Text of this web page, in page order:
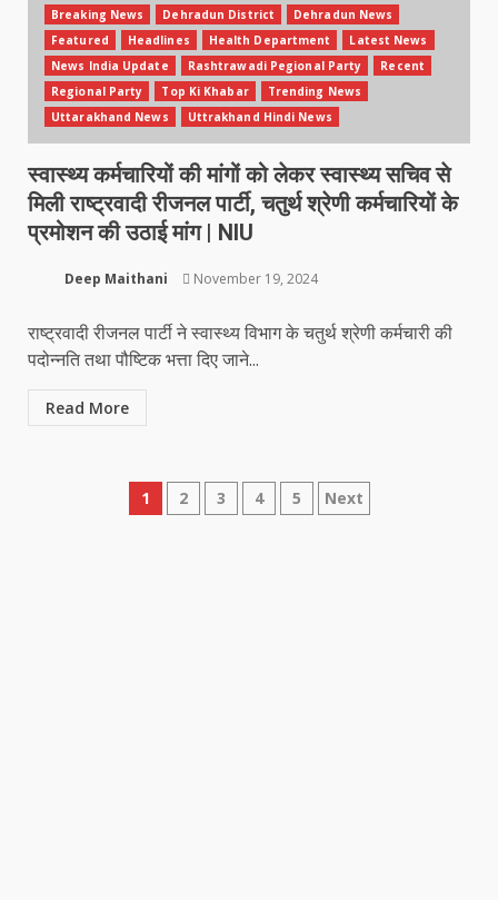
Breaking News Dehradun District
Dehradun News
Featured
Headlines Health Department
Latest News
News India Update
Rashtrawadi Pegional Party
Recent
Regional Party
Top Ki Khabar
Trending News
Uttarakhand News
Uttrakhand Hindi News
स्वास्थ्य कर्मचारियों की मांगों को लेकर स्वास्थ्य सचिव से
मिली राष्ट्रवादी रीजनल पार्टी, चतुर्थ श्रेणी कर्मचारियों के
प्रमोशन की उठाई मांग | NIU
Deep Maithani November 19, 2024
राष्ट्रवादी रीजनल पार्टी ने स्वास्थ्य विभाग के चतुर्थ श्रेणी कर्मचारी की
पदोन्नति तथा पौष्टिक भत्ता दिए जाने...
Read More
Posts
1 2 3 4 5 Next